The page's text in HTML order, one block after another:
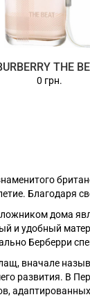
THE
0 грн.
Благодаря
дома
и удобный
Берберри
вначале
развития. В